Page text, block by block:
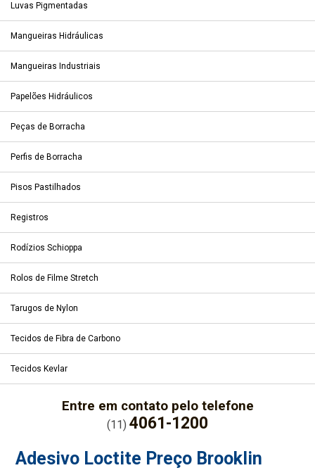
Luvas Pigmentadas
Mangueiras Hidráulicas
Mangueiras Industriais
Papelões Hidráulicos
Peças de Borracha
Perfis de Borracha
Pisos Pastilhados
Registros
Rodízios Schioppa
Rolos de Filme Stretch
Tarugos de Nylon
Tecidos de Fibra de Carbono
Tecidos Kevlar
Entre em contato pelo telefone
(11) 4061-1200
Adesivo Loctite Preço Brooklin